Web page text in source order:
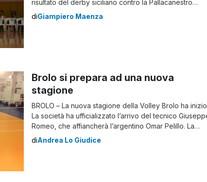
risultato del derby siciliano contro la Pallacanestro
Trapani, una gara combattuta, condizionata dal caldo
umido e decisa soltanto nel finale. Partenza sprint dei
diGiampiero Maenza
Brolo si prepara ad una nuova
stagione
BROLO – La nuova stagione della Volley Brolo ha
La società ha ufficializzato l’arrivo del tecnico
Romeo, che affiancherà l’argentino Omar Pelillo. La
scelta è stata obbligata: il coach sudamericano non
diAndrea Lo Giudice